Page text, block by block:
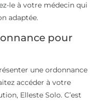
le à votre médecin qui
adaptée.
pour
une ordonnance
accéder à votre
Elleste Solo. C’est